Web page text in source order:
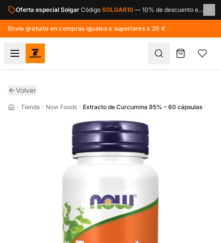
Saltar al contenido principal
Oferta especial Solgar Código SOLGAR10 — 10% de descuento en toda la marca Solgar.
Envío gratuito en compras iguales o superiores a 20 €
Volver
Tienda Now Foods Extracto de Curcumina 95% – 60 cápsulas